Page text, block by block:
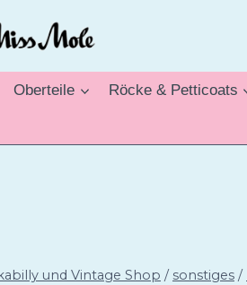
Oberteile Röcke & Petticoats
und Vintage Shop / sonstiges /